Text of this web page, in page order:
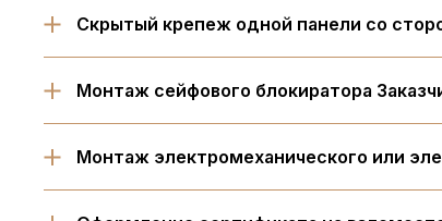
Скрытый крепеж одной панели со
Монтаж сейфового блокиратора
Монтаж электромеханического или